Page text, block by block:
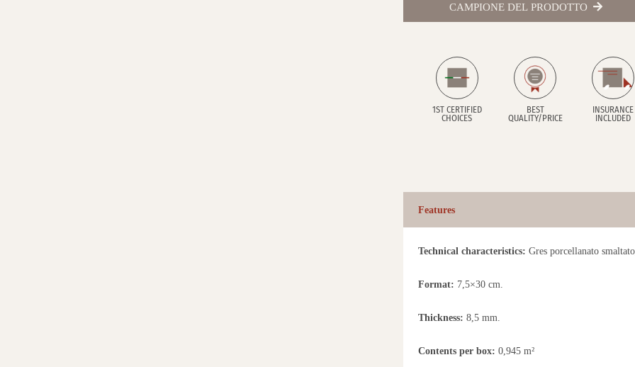
CAMPIONE DEL PRODOTTO
1ST CERTIFIED
CHOICES
BEST
QUALITY/PRICE
INSURANCE
INCLUDED
Features
Technical characteristics: Gres porcellanato
Format: 7,5×30 cm.
Thickness: 8,5 mm.
Contents per box: 0,945 m²